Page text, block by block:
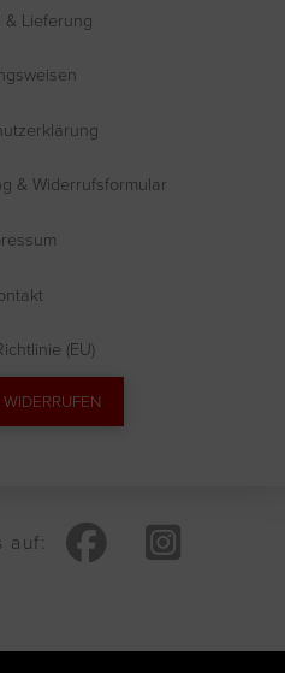
Lieferung
& Widerrufsformular
(EU)
auf: